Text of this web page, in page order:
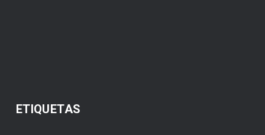
ETIQUETAS